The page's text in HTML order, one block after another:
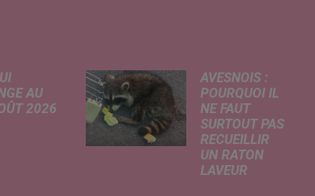
AU
2026
AVESNOIS :
POURQUOI IL
NE FAUT
SURTOUT PAS
RECUEILLIR
UN RATON
LAVEUR